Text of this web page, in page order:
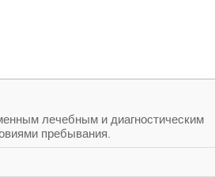
лечебным и диагностическим
пребывания.